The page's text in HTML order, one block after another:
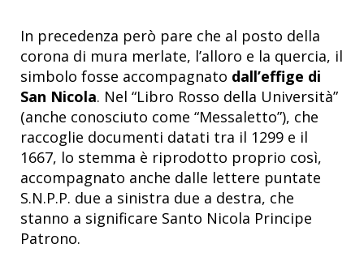
In precedenza però pare che al posto della
corona di mura merlate, l’alloro e la quercia, il
simbolo fosse accompagnato dall’effige di
San Nicola. Nel “Libro Rosso della Università”
(anche conosciuto come “Messaletto”), che
raccoglie documenti datati tra il 1299 e il
1667, lo stemma è riprodotto proprio così,
accompagnato anche dalle lettere puntate
S.N.P.P. due a sinistra due a destra, che
stanno a significare Santo Nicola Principe
Patrono.